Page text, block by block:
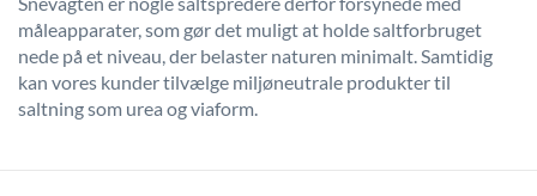
måleapparater, som gør det muligt at holde saltforbruget
nede på et niveau, der belaster naturen minimalt. Samtidig
kan vores kunder tilvælge miljøneutrale produkter til
saltning som urea og viaform.